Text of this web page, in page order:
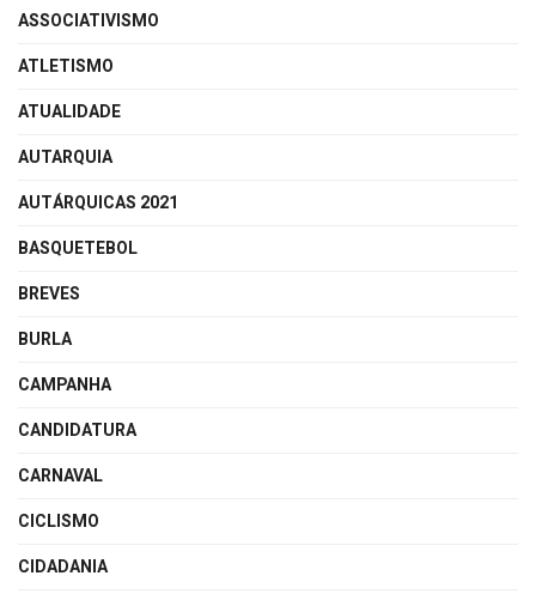
ASSOCIATIVISMO
ATLETISMO
ATUALIDADE
AUTARQUIA
AUTÁRQUICAS 2021
BASQUETEBOL
BREVES
BURLA
CAMPANHA
CANDIDATURA
CARNAVAL
CICLISMO
CIDADANIA